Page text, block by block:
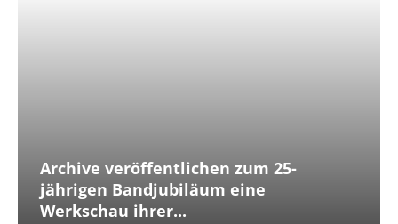
Archive veröffentlichen zum 25-
jährigen Bandjubiläum eine
Werkschau ihrer...